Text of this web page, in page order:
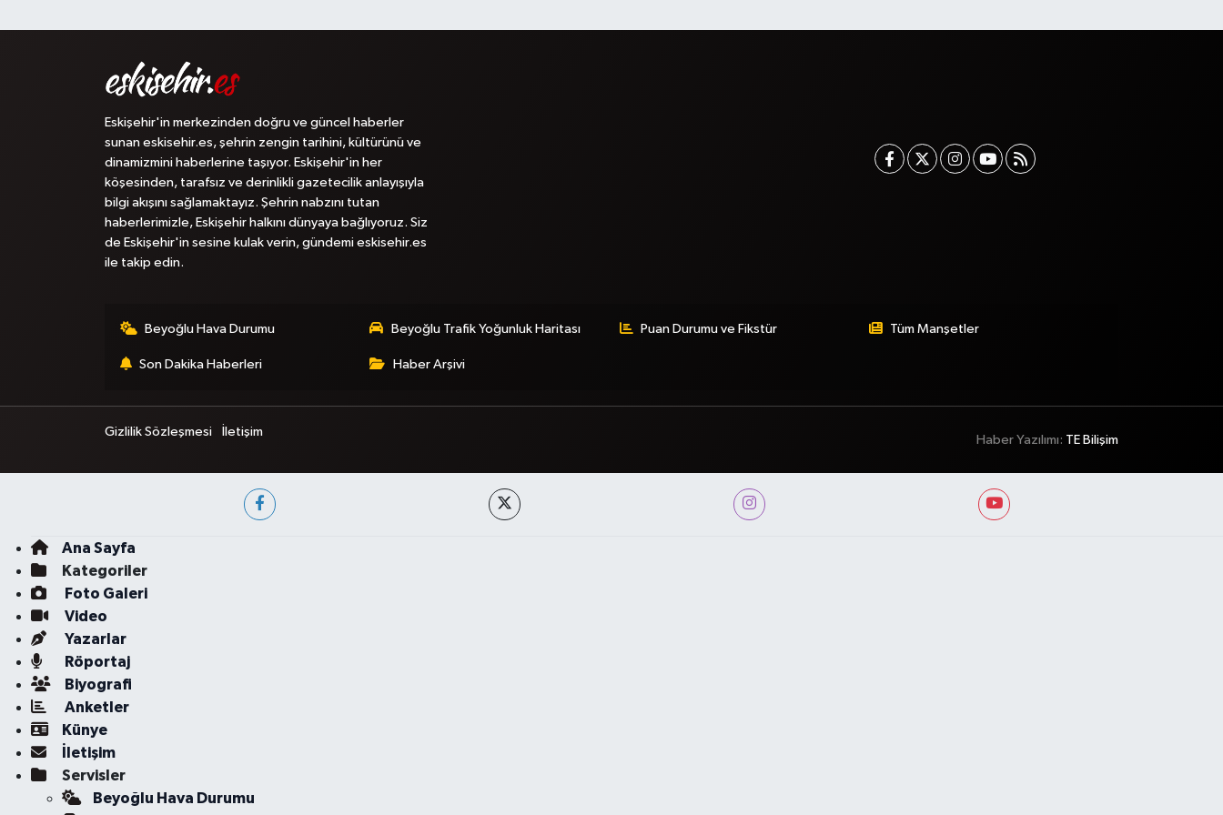
Eskişehir'in merkezinden doğru ve güncel haberler
sunan eskisehir.es, şehrin zengin tarihini, kültürünü ve
dinamizmini haberlerine taşıyor. Eskişehir'in her
köşesinden, tarafsız ve derinlikli gazetecilik anlayışıyla
bilgi akışını sağlamaktayız. Şehrin nabzını tutan
haberlerimizle, Eskişehir halkını dünyaya bağlıyoruz. Siz
de Eskişehir'in sesine kulak verin, gündemi eskisehir.es
ile takip edin.
Beyoğlu Hava Durumu Beyoğlu Trafik Yoğunluk Haritası Puan Durumu ve Fikstür Tüm Manşetler
Son Dakika Haberleri Haber Arşivi
Gizlilik Sözleşmesi İletişim
Haber Yazılımı: TE Bilişim
Ana Sayfa
Kategoriler
Foto Galeri
Video
Yazarlar
Röportaj
Biyografi
Anketler
Künye
İletişim
Servisler
Beyoğlu Hava Durumu